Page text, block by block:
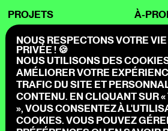
NOUS RESPECTONS VOTRE VIE
PRIVÉE ! 🍪
NOUS UTILISONS DES
AMÉLIORER VOTRE
TRAFIC DU SITE ET
CONTENU. EN CLIQUANT SUR
», VOUS CONSENTEZ À
COOKIES. VOUS POUVEZ
PROJETS
À-
SERVICES
PLACEMAKING
EXPERIENCE
ARTISTES